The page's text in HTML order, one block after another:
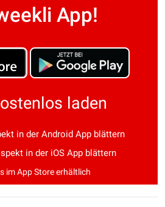
App!
laden
in der Android App blättern
in der iOS App blättern
im App Store erhältlich